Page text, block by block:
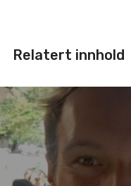
Relatert innhold